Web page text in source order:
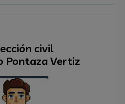
civil
Pontaza Vertiz